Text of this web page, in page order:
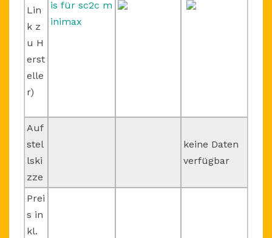
Lin
k z
u H
erst
elle
r)
Auf
stel
lski
zze
keine Daten
verfügbar
Prei
s in
kl.